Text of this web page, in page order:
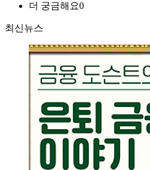
더 궁금해요0
최신뉴스